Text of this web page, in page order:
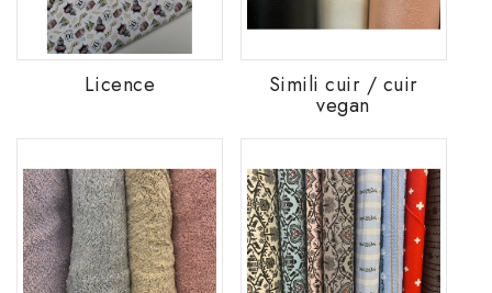
Licence Simili cuir / cuir
vegan